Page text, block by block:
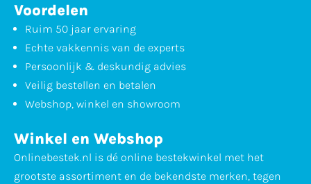
Voordelen
Ruim 50 jaar ervaring
Echte vakkennis van de experts
Persoonlijk & deskundig advies
Veilig bestellen en betalen
Webshop, winkel en showroom
Winkel en Webshop
Onlinebestek.nl is dé online bestekwinkel met het
grootste assortiment en de bekendste merken, tegen